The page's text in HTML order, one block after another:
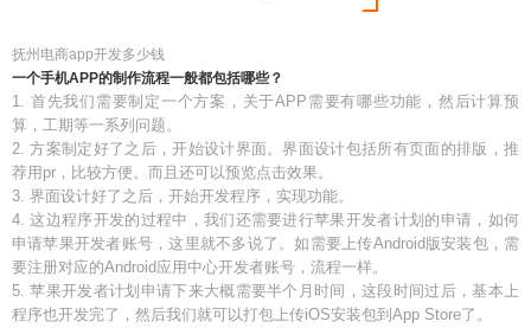
抚州电商app开发多少钱
一个手机APP的制作流程一般都包括哪些？
1. 首先我们需要制定一个方案，关于APP需要有哪些功能，然后计算预
算，工期等一系列问题。
2. 方案制定好了之后，开始设计界面。界面设计包括所有页面的排版，推
荐用pr，比较方便。而且还可以预览点击效果。
3. 界面设计好了之后，开始开发程序，实现功能。
4. 这边程序开发的过程中，我们还需要进行苹果开发者计划的申请，如何
申请苹果开发者账号，这里就不多说了。如需要上传Android版安装包，需
要注册对应的Android应用中心开发者账号，流程一样。
5. 苹果开发者计划申请下来大概需要半个月时间，这段时间过后，基本上
程序也开发完了，然后我们就可以打包上传iOS安装包到App Store了。